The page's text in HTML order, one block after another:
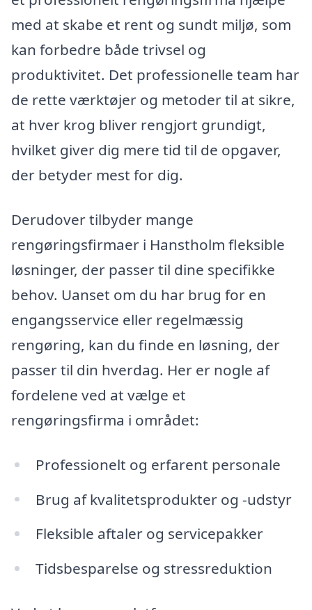
med at skabe et rent og sundt miljø, som
kan forbedre både trivsel og
produktivitet. Det professionelle team har
de rette værktøjer og metoder til at sikre,
at hver krog bliver rengjort grundigt,
hvilket giver dig mere tid til de opgaver,
der betyder mest for dig.
Derudover tilbyder mange
rengøringsfirmaer i Hanstholm fleksible
løsninger, der passer til dine specifikke
behov. Uanset om du har brug for en
engangsservice eller regelmæssig
rengøring, kan du finde en løsning, der
passer til din hverdag. Her er nogle af
fordelene ved at vælge et
rengøringsfirma i området:
Professionelt og erfarent personale
Brug af kvalitetsprodukter og -udstyr
Fleksible aftaler og servicepakker
Tidsbesparelse og stressreduktion